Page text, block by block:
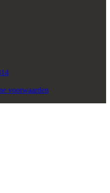
voorwaarden